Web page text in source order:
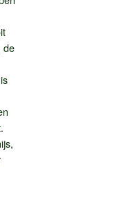
de